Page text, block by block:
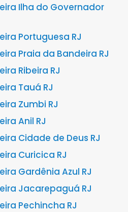
Ilha do Governador
Portuguesa RJ
Praia da Bandeira RJ
Ribeira RJ
Tauá RJ
Zumbi RJ
Anil RJ
Cidade de Deus RJ
Curicica RJ
Gardênia Azul RJ
Jacarepaguá RJ
Pechincha RJ